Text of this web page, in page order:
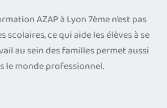
AZAP à Lyon 7ème n’est pas
scolaires, ce qui aide les élèves à se
au sein des familles permet aussi
le monde professionnel.